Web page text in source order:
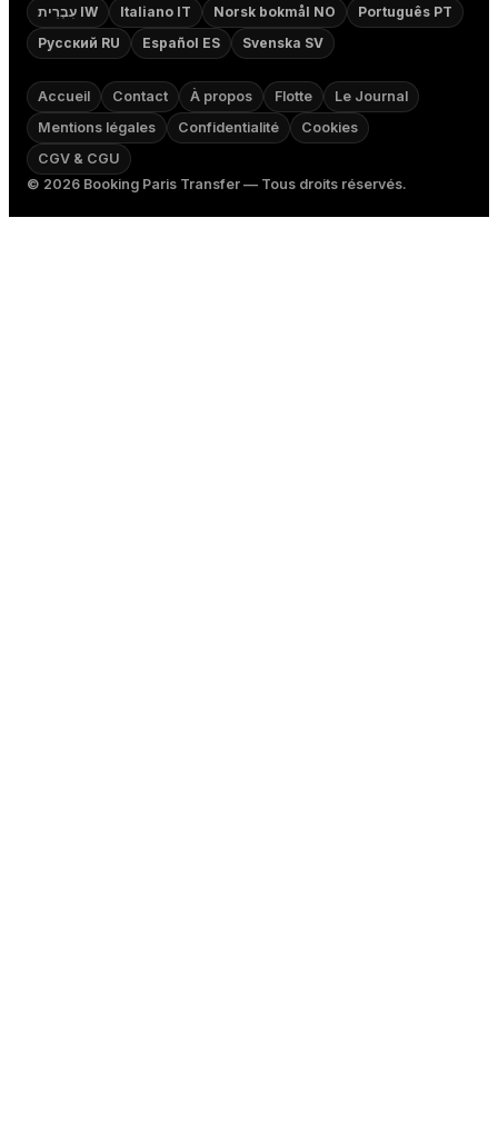
עִבְרִית IW
Italiano IT Norsk bokmål NO
Português PT
Русский RU
Español ES Svenska SV
Accueil Contact À propos Flotte
Le Journal
Mentions légales
Confidentialité
Cookies
CGV & CGU
© 2026 Booking Paris Transfer — Tous droits réservés.